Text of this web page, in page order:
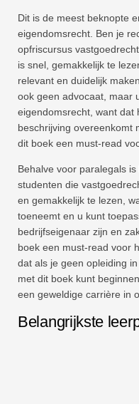
Dit is de meest beknopte
eigendomsrecht. Ben je
opfriscursus
is snel, gemakkelijk te
relevant en duidelijk
ook geen advocaat, maar
eigendomsrecht, want dat
beschrijving overeenkomt
dit boek een must-read
Behalve voor paralegals
studenten die
en gemakkelijk te lezen,
toeneemt en u kunt
bedrijfseigenaar zijn en
boek een must-read voor
dat als je geen opleiding
met dit boek kunt
een geweldige carrière in
Belangrijkste